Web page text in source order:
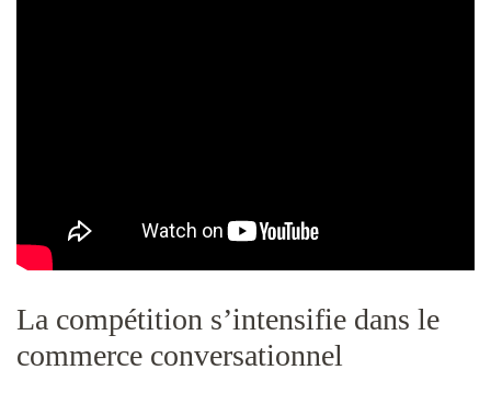
La compétition s’intensifie dans le
commerce conversationnel